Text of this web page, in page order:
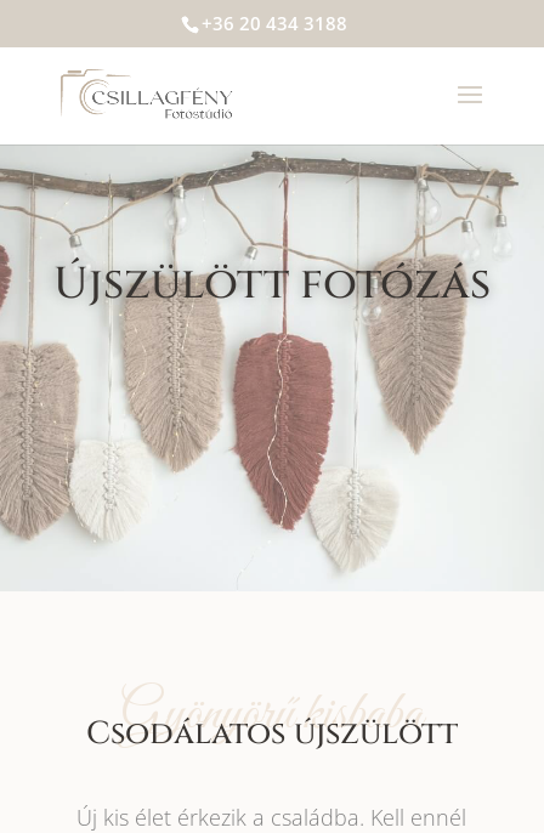
+36 20 434 3188
Újszülött fotózás
Gyönyörű kisbaba
Csodálatos újszülött
Új kis élet érkezik a családba. Kell ennél